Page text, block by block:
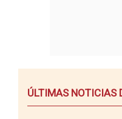
ÚLTIMAS NOTICIAS